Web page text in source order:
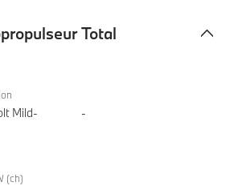
Total
Mild-
-
(ch)